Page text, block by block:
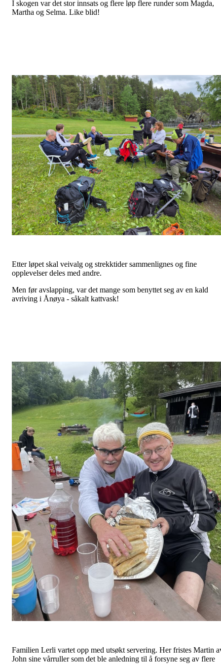
I skogen var det stor innsats og flere løp flere runder som Magda,
Martha og Selma. Like blid!
Etter løpet skal veivalg og strekktider sammenlignes og fine
opplevelser deles med andre.
Men før avslapping, var det mange som benyttet seg av en kald
avriving i Ånøya - såkalt kattvask!
Familien Lerli vartet opp med utsøkt servering. Her fristes Martin
John sine vårruller som det ble anledning til å forsyne seg av flere